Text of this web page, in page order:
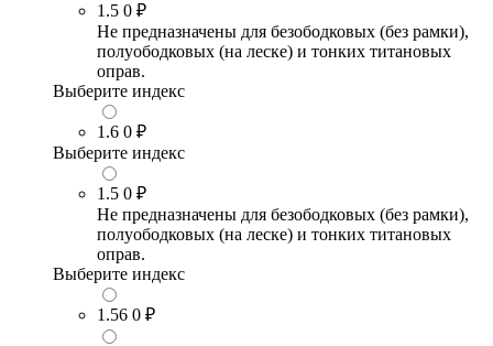
1.5 0 ₽
Не предназначены для безободковых (без рамки),
полуободковых (на леске) и тонких титановых
оправ.
Выберите индекс
1.6 0 ₽
Выберите индекс
1.5 0 ₽
Не предназначены для безободковых (без рамки),
полуободковых (на леске) и тонких титановых
оправ.
Выберите индекс
1.56 0 ₽